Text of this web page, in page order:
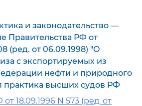
и законодательство —
Правительства РФ от
(ред. от 06.09.1998) "О
с экспортируемых из
нефти и природного
практика высших судов РФ
18.09.1996 N 573 (ред. от